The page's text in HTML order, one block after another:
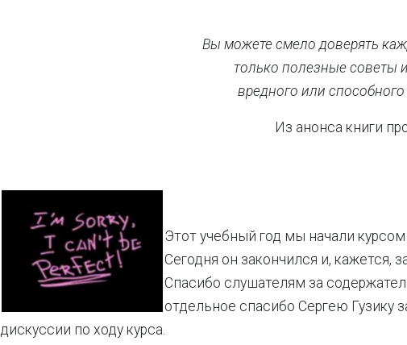
Вы можете смело доверять
только полезные советы
вредного или
Из анонса книги
Этот учебный год мы начали
Сегодня он закончился и, кажется,
Спасибо слушателям за
отдельное спасибо Сергею Гузику
дискуссии по ходу курса.